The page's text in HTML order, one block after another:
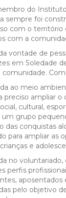
do
sempre foi
com o território
com a
vontade de
em Soledade
ao meio
preciso ampliar o
cultural,
grupo
conquistas
para ampliar as
e
no
perfis
aposentados
pelo objetivo